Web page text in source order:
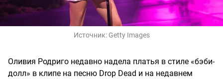
Источник: Getty Images
Оливия Родриго недавно надела платья в стиле «бэби-
долл» в клипе на песню Drop Dead и на недавнем